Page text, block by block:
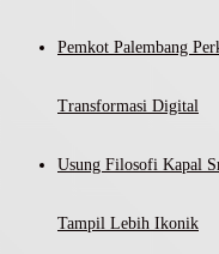
Pemkot Palembang
Transformasi Digital
Usung Filosofi Kapal
Tampil Lebih Ikonik